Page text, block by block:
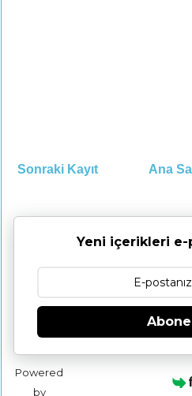
Sonraki Kayıt Ana
Yeni içerikleri e-
Powered
by